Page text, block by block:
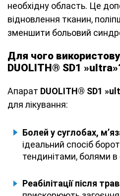
необхідну область. Це
відновлення тканин,
зменшити больовий
Для чого
DUOLITH® SD1
Апарат DUOLITH® SD1
для лікування:
Болей у суглобах,
ідеальний спосіб
тендинітами, болями в
Реабілітації після